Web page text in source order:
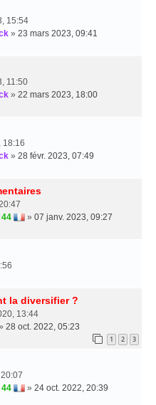
15:54
» 23 mars 2023, 09:41
11:50
» 22 mars 2023, 18:00
18:16
» 28 févr. 2023, 07:49
» 07 janv. 2023, 09:27
la diversifier ?
13:44
28 oct. 2022, 05:23
1 2 3
» 24 oct. 2022, 20:39